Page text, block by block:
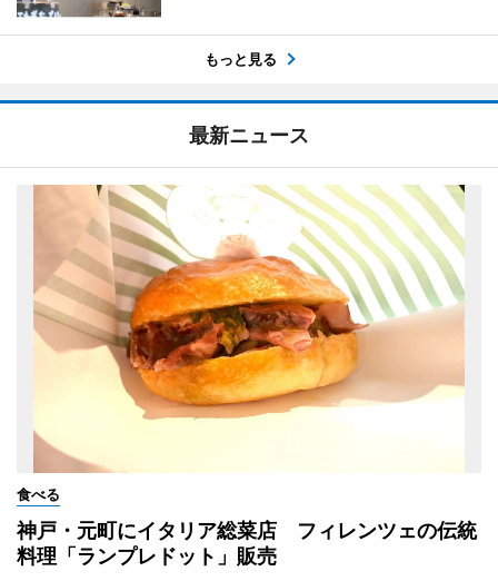
もっと見る
最新ニュース
食べる
神戸・元町にイタリア総菜店 フィレンツェの伝統
料理「ランプレドット」販売